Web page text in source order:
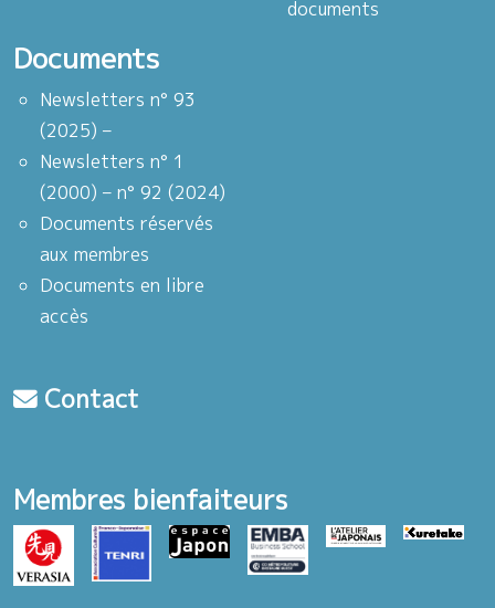
documents
Documents
Newsletters n° 93
(2025) –
Newsletters n° 1
(2000) – n° 92 (2024)
Documents réservés
aux membres
Documents en libre
accès
Contact
Membres bienfaiteurs